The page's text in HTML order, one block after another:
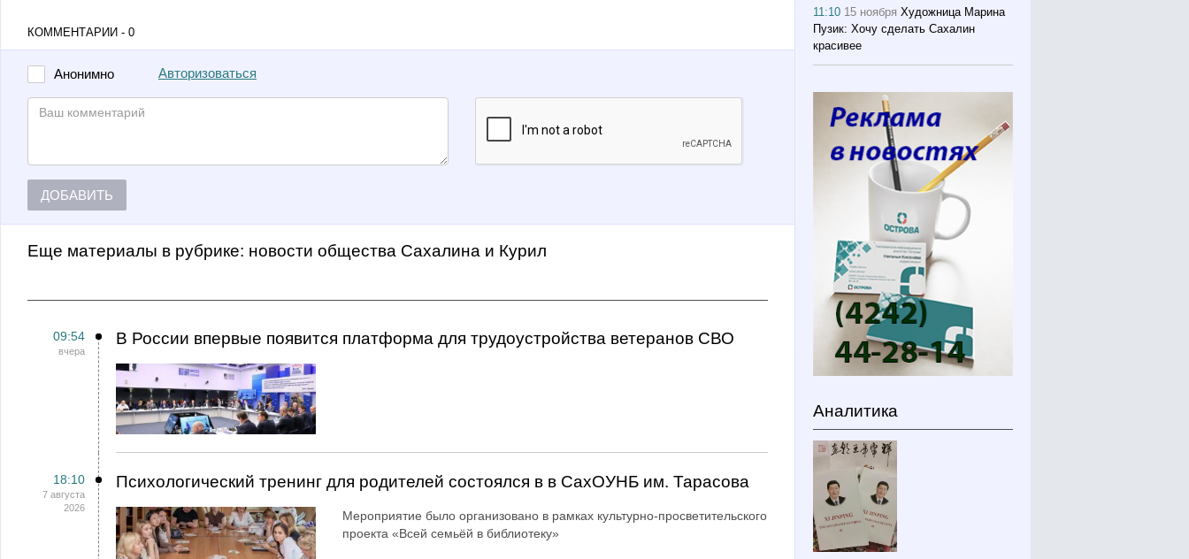
КОММЕНТАРИИ - 0
Анонимно Авторизоваться
ДОБАВИТЬ
Еще материалы в рубрике: Новости общества Сахалина и Курил
09:54
вчера
В России впервые появится платформа для трудоустройства ветеранов СВО
18:10
7 августа
2026
Психологический тренинг для родителей состоялся в в СахОУНБ им. Тарасова
Мероприятие было организовано в рамках культурно-просветительского
проекта «Всей семьёй в библиотеку»
11:10 15 ноября Художница Марина
Пузик: Хочу сделать Сахалин
красивее
Аналитика